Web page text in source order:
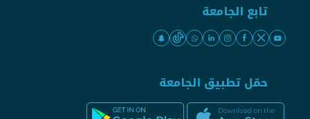
تابع الجامعة
حمّل تطبيق الجامعة